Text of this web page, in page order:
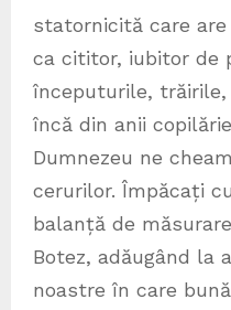
statornicită care
ca cititor, iubitor de
începuturile,
încă din anii
Dumnezeu ne
cerurilor. Împăcați
balanță de
Botez, adăugând la
noastre în care